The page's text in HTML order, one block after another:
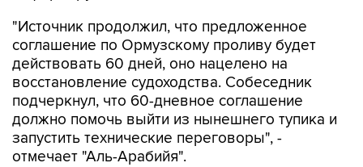
"Источник продолжил, что предложенное
соглашение по Ормузскому проливу будет
действовать 60 дней, оно нацелено на
восстановление судоходства. Собеседник
подчеркнул, что 60-дневное соглашение
должно помочь выйти из нынешнего тупика и
запустить технические переговоры", -
отмечает "Аль-Арабийя".